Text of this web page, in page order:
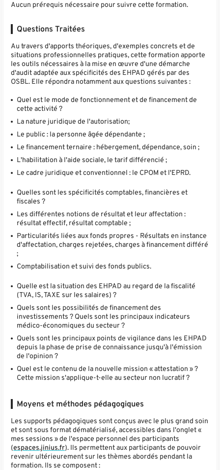
Aucun prérequis nécessaire pour suivre cette formation.
Questions Traitées
Au travers d'apports théoriques, d'exemples concrets et de
situations professionnelles pratiques, cette formation apporte
les outils nécessaires à la mise en œuvre d'une démarche
d'audit adaptée aux spécificités des EHPAD gérés par des
OSBL. Elle répondra notamment aux questions suivantes :
Quel est le mode de fonctionnement et de financement de
cette activité ?
La nature juridique de l'autorisation;
Le public : la personne âgée dépendante ;
Le financement ternaire : hébergement, dépendance, soin ;
L'habilitation à l'aide sociale, le tarif différencié ;
Le cadre juridique et conventionnel : le CPOM et l'EPRD.
Quelles sont les spécificités comptables, financières et
fiscales ?
Les différentes notions de résultat et leur affectation :
résultat effectif, résultat comptable ;
Particularités liées aux fonds propres - Résultats en instance
d'affectation, charges rejetées, charges à financement différé
;
Comptabilisation et suivi des fonds publics.
Quelle est la situation des EHPAD au regard de la fiscalité
(TVA, IS, TAXE sur les salaires) ?
Quels sont les possibilités de financement des
investissements ? Quels sont les principaux indicateurs
médico-économiques du secteur ?
Quels sont les principaux points de vigilance dans les EHPAD
depuis la phase de prise de connaissance jusqu'à l'émission
de l'opinion ?
Quel est le contenu de la nouvelle mission « attestation » ?
Cette mission s'applique-t-elle au secteur non lucratif ?
Moyens et méthodes pédagogiques
Les supports pédagogiques sont conçus avec le plus grand soin
et sont sous format dématérialisé, accessibles dans l'onglet «
mes sessions » de l'espace personnel des participants
(espaces.jinius.fr). Ils permettent aux participants de pouvoir
revenir ultérieurement sur les thèmes abordés pendant la
formation. Ils se composent :